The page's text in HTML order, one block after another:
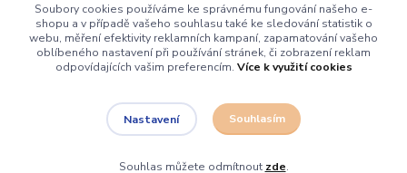
info@rostouci-zidle.cz
Soubory cookies používáme ke správnému fungování našeho e-
shopu a v případě vašeho souhlasu také ke sledování statistik o
webu, měření efektivity reklamních kampaní, zapamatování vašeho
oblíbeného nastavení při používání stránek, či zobrazení reklam
odpovídajících vašim preferencím. Více k využití cookies
Nastavení Souhlasím
Souhlas můžete odmítnout zde.